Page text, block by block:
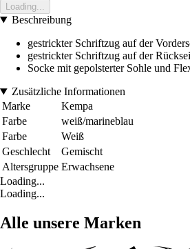
Loading...
Beschreibung
gestrickter Schriftzug auf der
gestrickter Schriftzug auf der
Socke mit gepolsterter Sohle und
Zusätzliche Informationen
Marke
Kempa
Farbe
weiß/marineblau
Farbe
Weiß
Geschlecht
Gemischt
Altersgruppe Erwachsene
Loading...
Loading...
Alle unsere Marken